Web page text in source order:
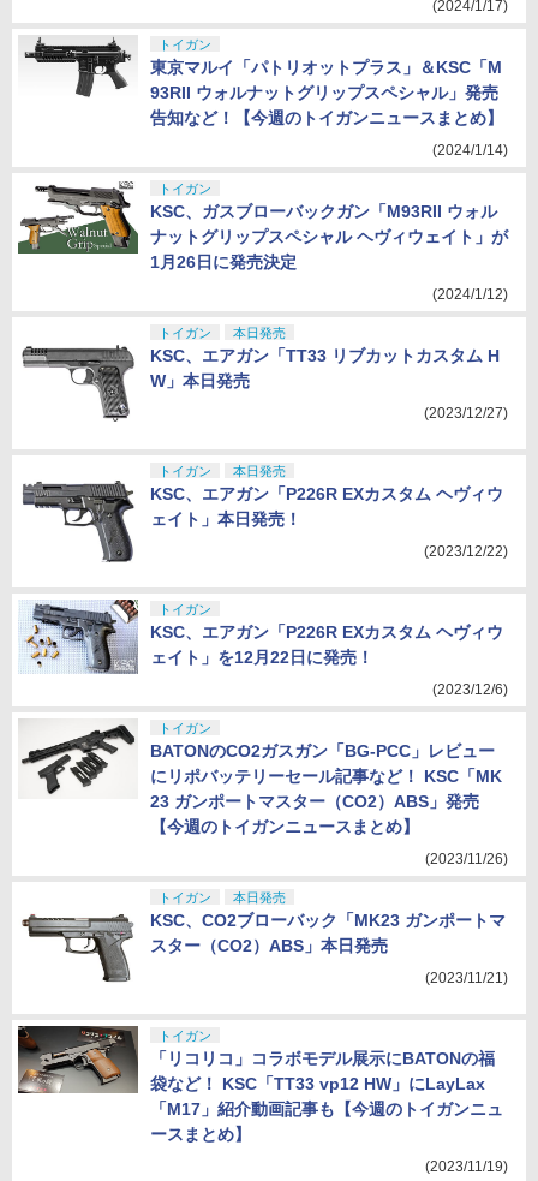
(2024/1/17)
トイガン
東京マルイ「パトリオットプラス」＆KSC「M
93RII ウォルナットグリップスペシャル」発売
告知など！【今週のトイガンニュースまとめ】
(2024/1/14)
トイガン
KSC、ガスブローバックガン「M93RII ウォル
ナットグリップスペシャル ヘヴィウェイト」が
1月26日に発売決定
(2024/1/12)
トイガン 本日発売
KSC、エアガン「TT33 リブカットカスタム H
W」本日発売
(2023/12/27)
トイガン 本日発売
KSC、エアガン「P226R EXカスタム ヘヴィウ
ェイト」本日発売！
(2023/12/22)
トイガン
KSC、エアガン「P226R EXカスタム ヘヴィウ
ェイト」を12月22日に発売！
(2023/12/6)
トイガン
BATONのCO2ガスガン「BG-PCC」レビュー
にリポバッテリーセール記事など！ KSC「MK
23 ガンポートマスター（CO2）ABS」発売
【今週のトイガンニュースまとめ】
(2023/11/26)
トイガン 本日発売
KSC、CO2ブローバック「MK23 ガンポートマ
スター（CO2）ABS」本日発売
(2023/11/21)
トイガン
「リコリコ」コラボモデル展示にBATONの福
袋など！ KSC「TT33 vp12 HW」にLayLax
「M17」紹介動画記事も【今週のトイガンニュ
ースまとめ】
(2023/11/19)